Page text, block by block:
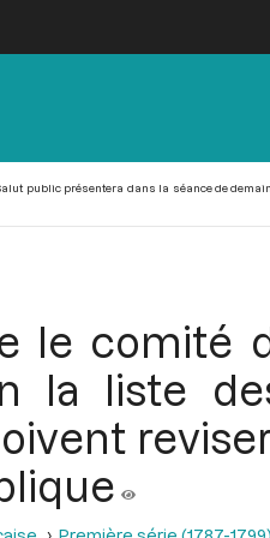
public présentera dans la séance de
le comité
la liste